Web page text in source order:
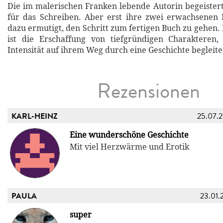
Die im malerischen Franken lebende Autorin
für das Schreiben. Aber erst ihre zwei erwachsenen
dazu ermutigt, den Schritt zum fertigen Buch zu
ist die Erschaffung von tiefgründigen
Intensität auf ihrem Weg durch eine Geschichte
Rezensionen
KARL-HEINZ
Eine wunderschöne Geschichte
Mit viel Herzwärme und Erotik
PAULA
super